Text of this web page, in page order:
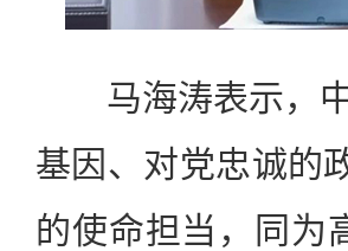
马海涛表示，中
基因、对党忠诚的
的使命担当，同为